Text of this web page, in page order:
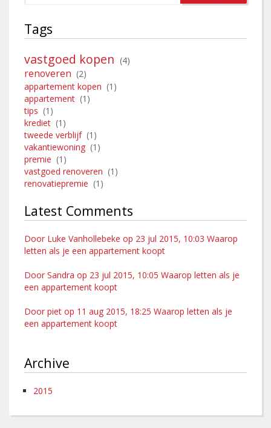
Tags
vastgoed kopen (4)
renoveren (2)
appartement kopen (1)
appartement (1)
tips (1)
krediet (1)
tweede verblijf (1)
vakantiewoning (1)
premie (1)
vastgoed renoveren (1)
renovatiepremie (1)
Latest Comments
Door Luke Vanhollebeke op 23 jul 2015, 10:03 Waarop
letten als je een appartement koopt
Door Sandra op 23 jul 2015, 10:05 Waarop letten als je
een appartement koopt
Door piet op 11 aug 2015, 18:25 Waarop letten als je
een appartement koopt
Archive
2015